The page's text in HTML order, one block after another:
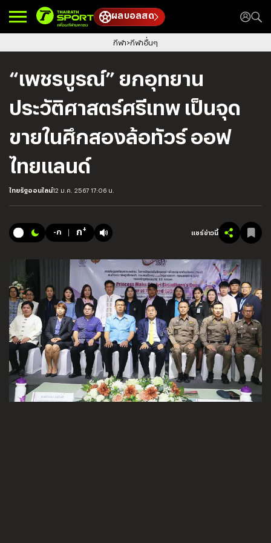
ผลบอลสด
กีฬา กีฬาอื่นๆ
“เพชรบูรณ์” ยกอุทยาน
ประวัติศาสตร์ศรีเทพ เป็นจุด
ขายในศึกสองล้อทัวร์ ออฟ
ไทยแลนด์
ไทยรัฐออนไลน์12 ม.ค. 2567 17:06 น.
-ก ก+ แชร์ข่าวนี้